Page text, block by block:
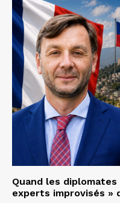
Quand les
experts improvisés »